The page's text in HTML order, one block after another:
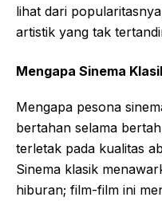
lihat dari
artistik yang tak
Mengapa Sinema
Mengapa pesona
bertahan selama
terletak pada kualitas
Sinema klasik
hiburan; film-film ini